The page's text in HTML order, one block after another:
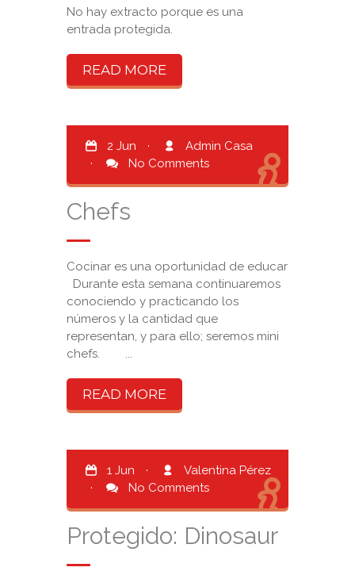
No hay extracto porque es una
entrada protegida.
READ MORE
2 Jun ·
Admin Casa
·
No Comments
Chefs
Cocinar es una oportunidad de educar
Durante esta semana continuaremos
conociendo y practicando los
números y la cantidad que
representan, y para ello; seremos mini
chefs. ...
READ MORE
1 Jun ·
Valentina Pérez
·
No Comments
Protegido: Dinosaur